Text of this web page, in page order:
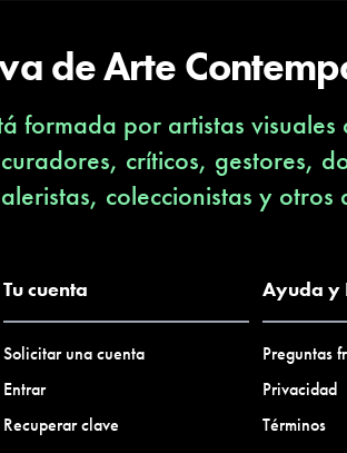
de Arte
formada por artistas
críticos, gestores,
coleccionistas y otros
Tu cuenta
Solicitar una cuenta
Entrar
Recuperar clave
Ayuda y
Preguntas
Privacidad
Términos